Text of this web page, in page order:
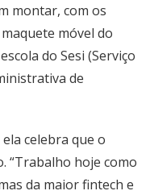
montar, com os
móvel do
do Sesi (Serviço
de
celebra que o
“Trabalho hoje como
da maior fintech e